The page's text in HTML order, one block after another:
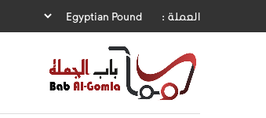
العملة :